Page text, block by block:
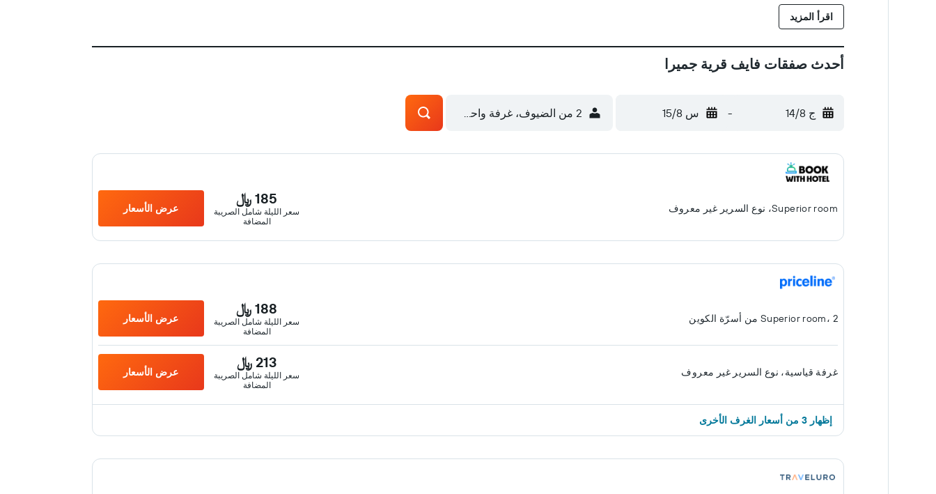
اقرأ المزيد
أحدث صفقات فايف قرية جميرا
ج 14/8 - س 15/8 2 من الضيوف، غرفة واحدة
Superior room، نوع السرير غير معروف
185 ﷼
سعر الليلة شامل الصريبة
المضافة
عرض الأسعار
Superior room، 2 من أسرّة الكوين
188 ﷼
سعر الليلة شامل الصريبة
المضافة
عرض الأسعار
غرفة قياسية، نوع السرير غير معروف
213 ﷼
سعر الليلة شامل الصريبة
المضافة
عرض الأسعار
إظهار 3 من أسعار الغرف الأخرى